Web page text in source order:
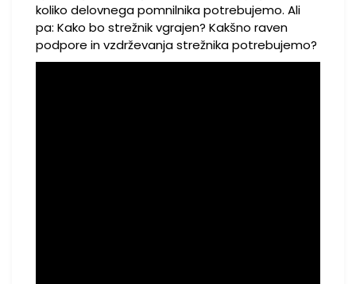
koliko delovnega pomnilnika potrebujemo. Ali
pa: Kako bo strežnik vgrajen? Kakšno raven
podpore in vzdrževanja strežnika potrebujemo?